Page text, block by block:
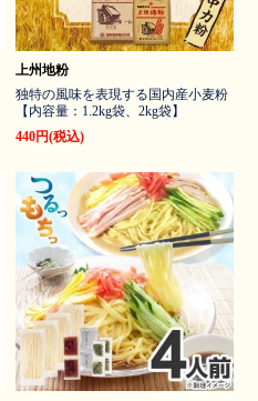
上州地粉
独特の風味を表現する国内産小麦粉
【内容量：1.2kg袋、2kg袋】
440円(税込)